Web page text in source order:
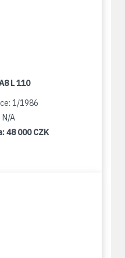
L 110
1/1986
N/A
48 000 CZK